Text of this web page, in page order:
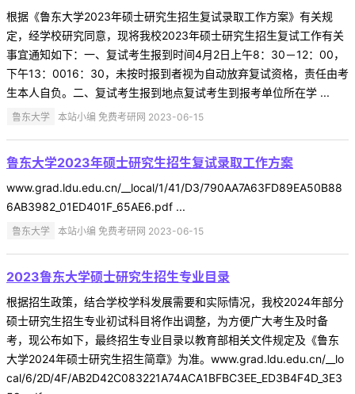
根据《鲁东大学2023年硕士研究生招生复试录取工作方案》有关规
定，经学校研究同意，现将我校2023年硕士研究生招生复试工作有关
事宜通知如下：一、复试考生报到时间4月2日上午8：30－12：00，
下午13：0016：30，未按时报到者视为自动放弃复试资格，责任由考
生本人自负。二、复试考生报到地点复试考生到报考单位所在学 ...
鲁东大学 本站小编 免费考研网 2023-06-15
鲁东大学2023年硕士研究生招生复试录取工作方案
www.grad.ldu.edu.cn/__local/1/41/D3/790AA7A63FD89EA50B88
6AB3982_01ED401F_65AE6.pdf ...
鲁东大学 本站小编 免费考研网 2023-06-15
2023鲁东大学硕士研究生招生专业目录
根据招生政策，结合学校学科发展需要和实际情况，我校2024年部分
硕士研究生招生专业初试科目将作出调整，为方便广大考生及时备
考，现公布如下，最终招生专业目录以教育部相关文件规定及《鲁东
大学2024年硕士研究生招生简章》为准。www.grad.ldu.edu.cn/__lo
cal/6/2D/4F/AB2D42C083221A74ACA1BFBC3EE_ED3B4F4D_3E3